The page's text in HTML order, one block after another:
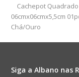
Rosé
quantidade
previous
post:
Cachepot
06cmx06cmx5,5cm
Chá/Ouro
Siga a Albano nas